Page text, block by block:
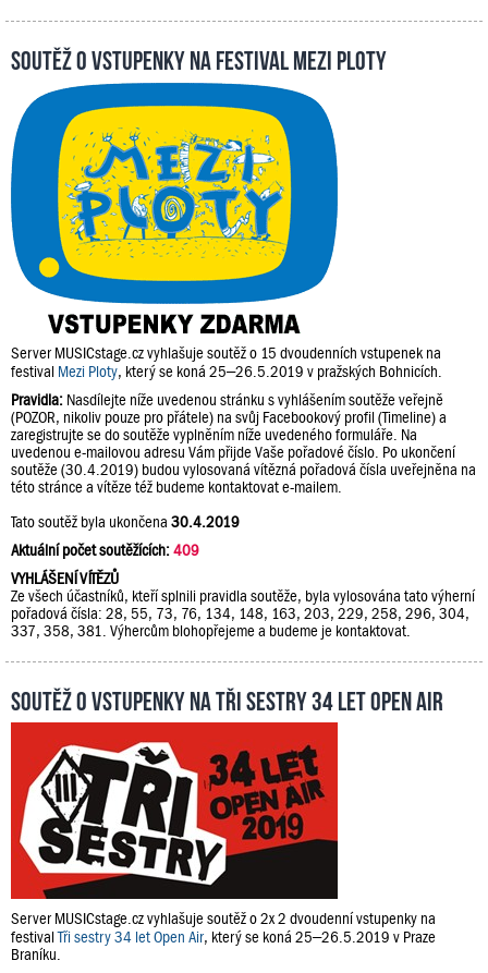
Soutěž o vstupenky na festival Mezi Ploty
Server MUSICstage.cz vyhlašuje soutěž o 15 dvoudenních vstupenek na
festival Mezi Ploty, který se koná 25–26.5.2019 v pražských Bohnicích.
Pravidla: Nasdílejte níže uvedenou stránku s vyhlášením soutěže veřejně
(POZOR, nikoliv pouze pro přátele) na svůj Facebookový profil (Timeline) a
zaregistrujte se do soutěže vyplněním níže uvedeného formuláře. Na
uvedenou e-mailovou adresu Vám přijde Vaše pořadové číslo. Po ukončení
soutěže (30.4.2019) budou vylosovaná vítězná pořadová čísla uveřejněna na
této stránce a vítěze též budeme kontaktovat e-mailem.
Tato soutěž byla ukončena 30.4.2019
Aktuální počet soutěžících:409
VYHLÁŠENÍ VÍTĚZŮ
Ze všech účastníků, kteří splnili pravidla soutěže, byla vylosována tato výherní
pořadová čísla: 28, 55, 73, 76, 134, 148, 163, 203, 229, 258, 296, 304,
337, 358, 381. Výhercům blohopřejeme a budeme je kontaktovat.
Soutěž o vstupenky na Tři sestry 34 let Open Air
Server MUSICstage.cz vyhlašuje soutěž o 2x 2 dvoudenní vstupenky na
festivalTři sestry 34 let Open Air, který se koná 25–26.5.2019 v Praze
Braníku.